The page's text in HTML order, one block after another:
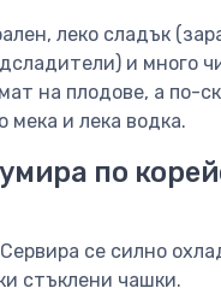
леко сладък
и много
на плодове, а по-
мека и лека водка.
по
се силно
стъклени чашки.